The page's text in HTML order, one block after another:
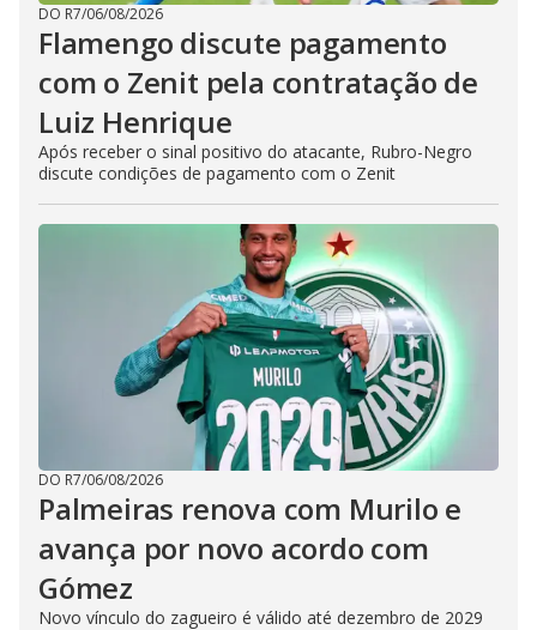
DO R7/06/08/2026
Flamengo discute pagamento
com o Zenit pela contratação de
Luiz Henrique
Após receber o sinal positivo do atacante, Rubro-Negro
discute condições de pagamento com o Zenit
DO R7/06/08/2026
Palmeiras renova com Murilo e
avança por novo acordo com
Gómez
Novo vínculo do zagueiro é válido até dezembro de 2029